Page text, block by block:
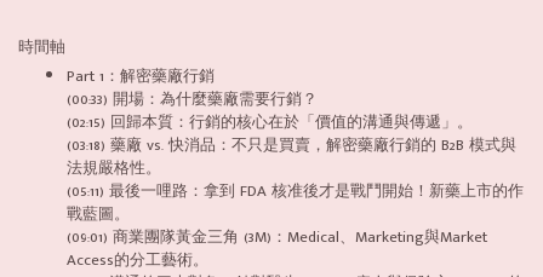
時間軸
Part 1：解密藥廠行銷
(00:33) 開場：為什麼藥廠需要行銷？
(02:15) 回歸本質：行銷的核心在於「價值的溝通與傳遞」。
(03:18) 藥廠 vs. 快消品：不只是買賣，解密藥廠行銷的 B2B 模式與
法規嚴格性。
(05:11) 最後一哩路：拿到 FDA 核准後才是戰鬥開始！新藥上市的作
戰藍圖。
(09:01) 商業團隊黃金三角 (3M)：Medical、Marketing與Market
Access的分工藝術。